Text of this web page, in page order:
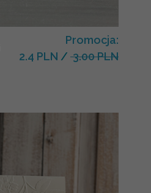
Promocja:
2.4 PLN / 3.00 PLN